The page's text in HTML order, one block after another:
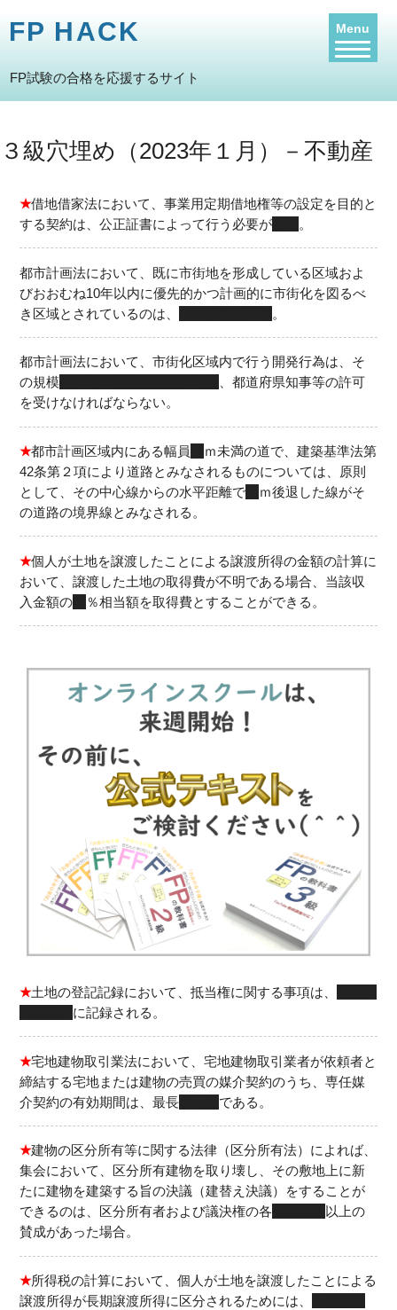
FP HACK
FP試験の合格を応援するサイト
３級穴埋め（2023年１月）－不動産
★借地借家法において、事業用定期借地権等の設定を目的と
する契約は、公正証書によって行う必要がある 。
都市計画法において、既に市街地を形成している区域およ
びおおむね10年以内に優先的かつ計画的に市街化を図るべ
き区域とされているのは、
。
都市計画法において、市街化区域内で行う開発行為は、そ
の規模
、都道府県知事等の許可
を受けなければならない。
★都市計画区域内にある幅員
ｍ未満の道で、建築基準法第
42条第２項により道路とみなされるものについては、原則
として、その中心線からの水平距離で２
ｍ後退した線がそ
の道路の境界線とみなされる。
★個人が土地を譲渡したことによる譲渡所得の金額の計算に
おいて、譲渡した土地の取得費が不明である場合、当該収
入金額の５ ％相当額を取得費とすることができる。
★土地の登記記録において、抵当権に関する事項は、
に記録される。
★宅地建物取引業法において、宅地建物取引業者が依頼者と
締結する宅地または建物の売買の媒介契約のうち、専任媒
介契約の有効期間は、最長３ヵ月 である。
★建物の区分所有等に関する法律（区分所有法）によれば、
集会において、区分所有建物を取り壊し、その敷地上に新
たに建物を建築する旨の決議（建替え決議）をすることが
できるのは、区分所有者および議決権の各
以上の
賛成があった場合。
★所得税の計算において、個人が土地を譲渡したことによる
譲渡所得が長期譲渡所得に区分されるためには、
Menu